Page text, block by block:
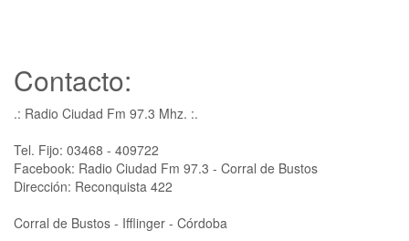
Contacto:
.: Radio Ciudad Fm 97.3 Mhz. :.
Tel. Fijo: 03468 - 409722
Facebook: Radio Ciudad Fm 97.3 - Corral de Bustos
Dirección: Reconquista 422
Corral de Bustos - Ifflinger - Córdoba